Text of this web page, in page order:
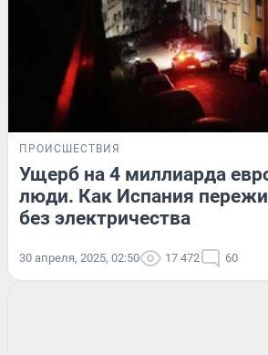
ПРОИСШЕСТВИЯ
Ущерб на 4 миллиарда
люди. Как Испания
без электричества
30 апреля, 2025, 02:50 17 472 60